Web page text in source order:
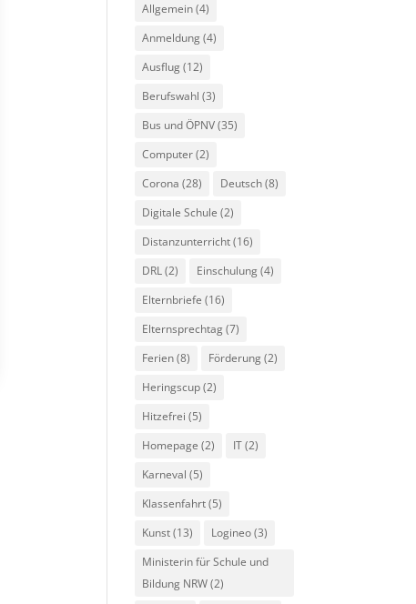
Allgemein(4)
Anmeldung(4)
Ausflug(12)
Berufswahl (3)
Bus und ÖPNV(35)
Computer(2)
Corona (28) Deutsch(8)
Digitale Schule (2)
Distanzunterricht(16)
DRL(2) Einschulung(4)
Elternbriefe (16)
Elternsprechtag(7)
Ferien(8) Förderung(2)
Heringscup(2)
Hitzefrei (5)
Homepage (2) IT(2)
Karneval (5)
Klassenfahrt(5)
Kunst(13) Logineo(3)
Ministerin für Schule und
Bildung NRW(2)